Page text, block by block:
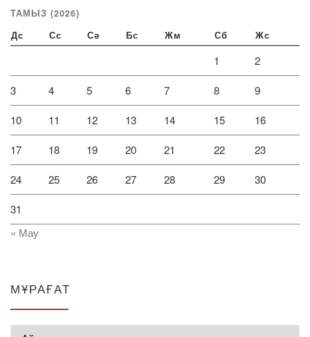
ТАМЫЗ (2026)
Дс Сс Сә Бс Жм Сб Жс
1 2
3 4 5 6 7 8 9
10 11 12 13 14 15 16
17 18 19 20 21 22 23
24 25 26 27 28 29 30
31
« Мау
МҰРАҒАТ